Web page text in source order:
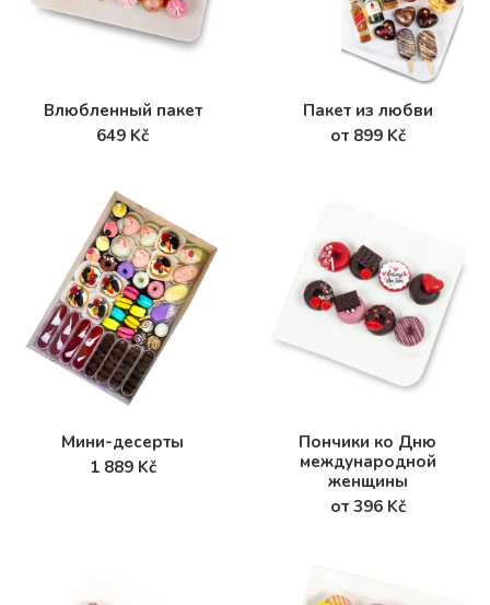
Влюбленный пакет
649 Kč
Пакет из любви
от 899 Kč
Мини-десерты
1 889 Kč
Пончики ко Дню
международной
женщины
от 396 Kč